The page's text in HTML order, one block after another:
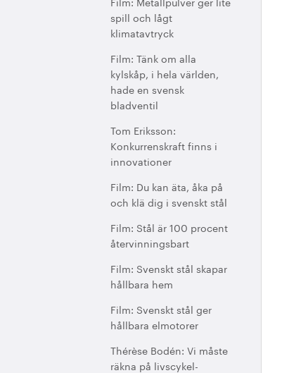
spill och lågt
klimatavtryck
Film: Tänk om alla
kylskåp, i hela världen,
hade en svensk
bladventil
Tom Eriksson:
Konkurrenskraft finns i
innovationer
Film: Du kan äta, åka på
och klä dig i svenskt stål
Film: Stål är 100 procent
återvinningsbart
Film: Svenskt stål skapar
hållbara hem
Film: Svenskt stål ger
hållbara elmotorer
Thérèse Bodén: Vi måste
räkna på livscykel-